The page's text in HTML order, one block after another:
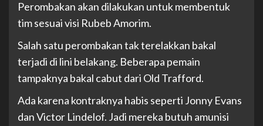
Perombakan akan dilakukan untuk membentuk
tim sesuai visi Rubeb Amorim.
Salah satu perombakan tak terelakkan bakal
terjadi di lini belakang. Beberapa pemain
tampaknya bakal cabut dari Old Trafford.
Ada karena kontraknya habis seperti Jonny Evans
dan Victor Lindelof. Jadi mereka butuh amunisi